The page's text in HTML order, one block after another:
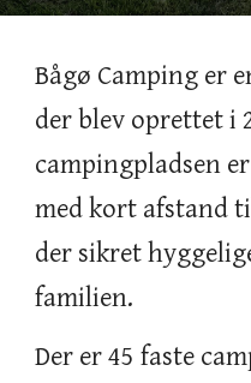
Bågø Camping er
der blev oprettet i
campingpladsen
med kort afstand
der sikret
familien.
Der er 45 faste